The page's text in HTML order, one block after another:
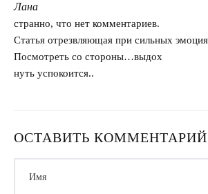
Лана
говорит:
странно, что нет комментариев.
Статья отрезвляющая при сильных
Посмотреть со стороны…выдох
нуть успокоится..
ОСТАВИТЬ КОММЕНТАРИЙ
Имя